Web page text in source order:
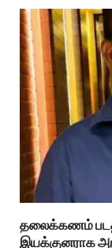
தலைக்கணம்
இயக்குனராக